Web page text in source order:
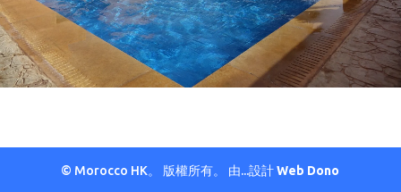
© Morocco HK。 版權所有。 由...設計Web Dono